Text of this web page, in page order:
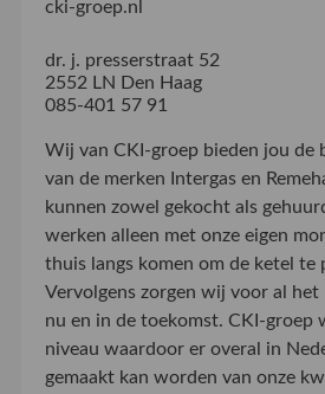
cki-groep.nl
dr. j. presserstraat 52
2552 LN Den Haag
085-401 57 91
Wij van CKI-groep bieden jou de
van de merken Intergas en
kunnen zowel gekocht als
werken alleen met onze eigen
thuis langs komen om de ketel te
Vervolgens zorgen wij voor al
nu en in de toekomst. CKI-groep
niveau waardoor er overal in
gemaakt kan worden van onze